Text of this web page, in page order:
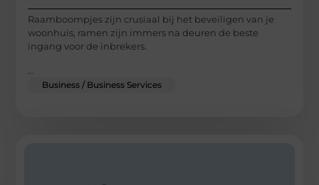
Raamboompjes zijn crusiaal bij het beveiligen van je
woonhuis, ramen zijn immers na deuren de beste
ingang voor de inbrekers.
Business / Business Services